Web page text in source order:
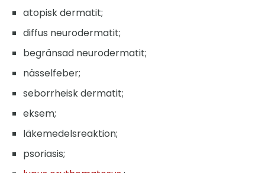
atopisk dermatit;
diffus neurodermatit;
begränsad neurodermatit;
nässelfeber;
seborrheisk dermatit;
eksem;
läkemedelsreaktion;
psoriasis;